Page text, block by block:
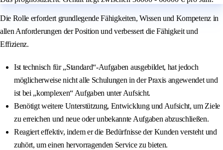
Die Rolle erfordert grundlegende Fähigkeiten, Wissen und Kompetenz in
allen Anforderungen der Position und verbessert die Fähigkeit und
Effizienz.
Ist technisch für „Standard“-Aufgaben ausgebildet, hat jedoch
möglicherweise nicht alle Schulungen in der Praxis angewendet und
ist bei „komplexen“ Aufgaben unter Aufsicht.
Benötigt weitere Unterstützung, Entwicklung und Aufsicht, um Ziele
zu erreichen und neue oder unbekannte Aufgaben abzuschließen.
Reagiert effektiv, indem er die Bedürfnisse der Kunden versteht und
zuhört, um einen hervorragenden Service zu bieten.